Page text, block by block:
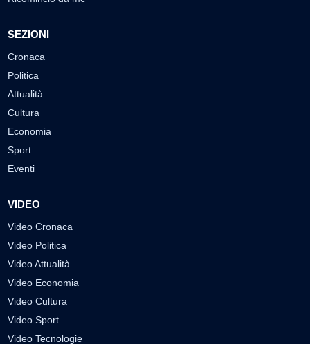
SEZIONI
Cronaca
Politica
Attualità
Cultura
Economia
Sport
Eventi
VIDEO
Video Cronaca
Video Politica
Video Attualità
Video Economia
Video Cultura
Video Sport
Video Tecnologie